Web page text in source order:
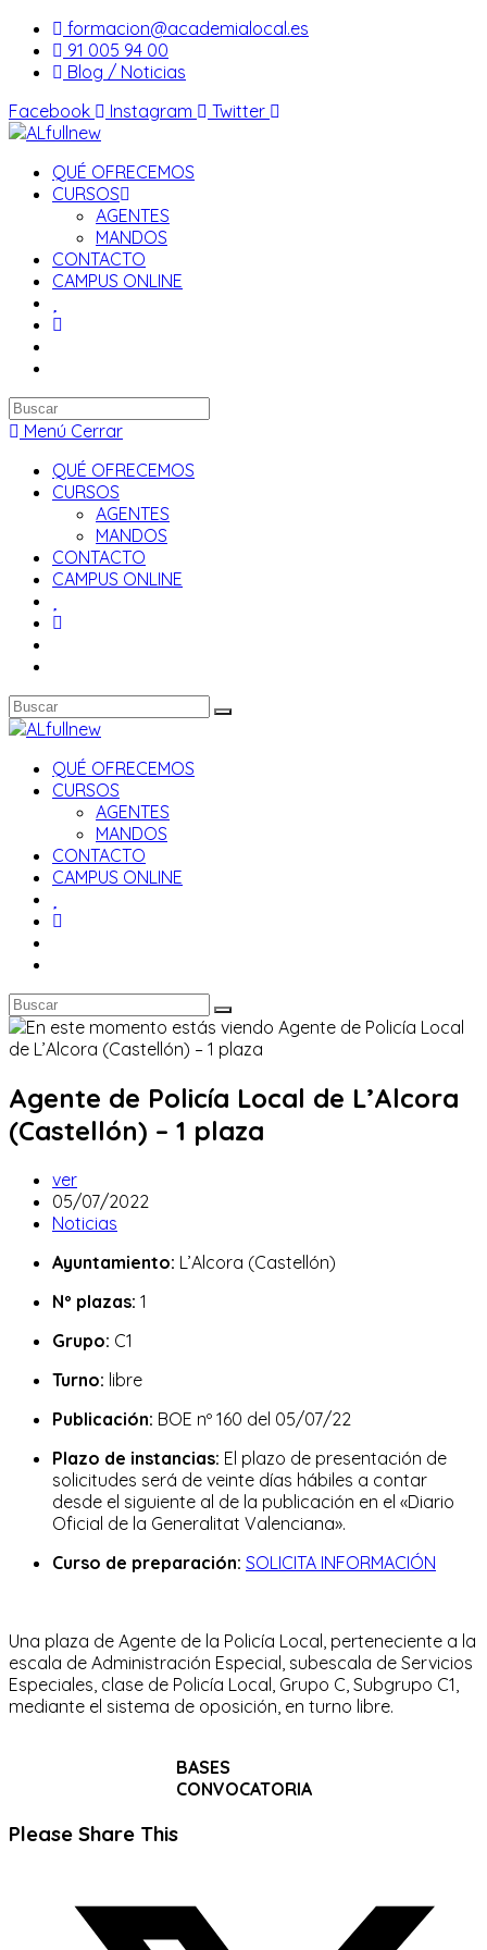
Saltar
contenido
formacion@academialocal.es
91 005 94 00
Blog / Noticias
Facebook
Instagram Twitter
QUÉ OFRECEMOS
CURSOS
AGENTES
MANDOS
CONTACTO
CAMPUS ONLINE
Buscar
en
web
Menú Cerrar
QUÉ OFRECEMOS
CURSOS
AGENTES
MANDOS
CONTACTO
CAMPUS ONLINE
QUÉ OFRECEMOS
CURSOS
AGENTES
MANDOS
CONTACTO
CAMPUS ONLINE
Agente de Policía Local de L’Alcora
(Castellón) – 1 plaza
Autor
de
la
ver
Publicación
de
entrada:
05/07/2022
Categoría
la
Noticias
Ayuntamiento: L’Alcora (Castellón)
Nº plazas: 1
Grupo: C1
Turno: libre
Publicación: BOE nº 160 del 05/07/22
Plazo de instancias: El plazo de presentación de
solicitudes será de veinte días hábiles a contar
desde el siguiente al de la publicación en el «Diario
Oficial de la Generalitat Valenciana».
Curso de preparación: SOLICITA INFORMACIÓN
Una plaza de Agente de la Policía Local, perteneciente a la
escala de Administración Especial, subescala de Servicios
Especiales, clase de Policía Local, Grupo C, Subgrupo C1,
mediante el sistema de oposición, en turno libre.
BASES
CONVOCATORIA
Please Share ThisCompartir